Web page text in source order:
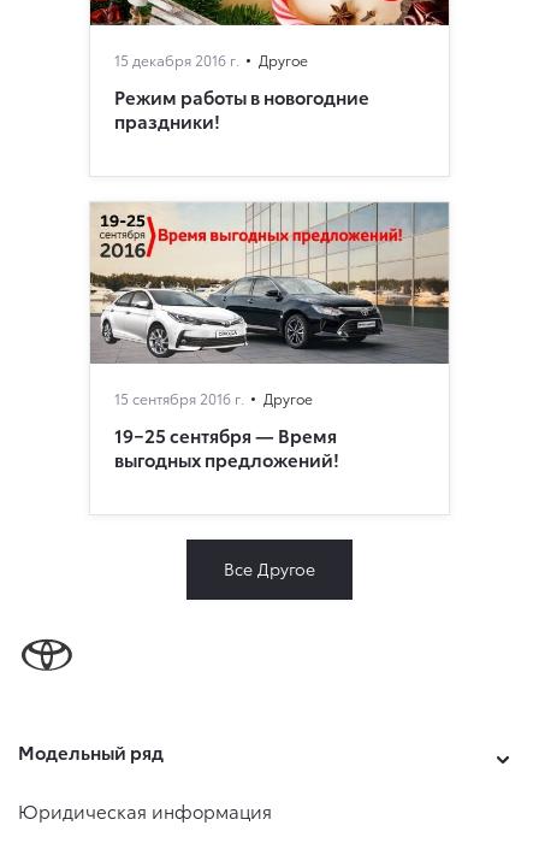
15 декабря 2016 г. Другое
Режим работы в новогодние
праздники!
15 сентября 2016 г. Другое
19−25 сентября — Время
выгодных предложений!
Все Другое
Модельный ряд
Юридическая информация